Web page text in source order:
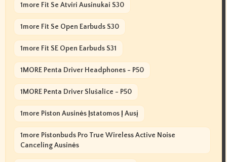
1more Fit Se Atviri Ausinukai S30
1more Fit Se Open Earbuds S30
1more Fit SE Open Earbuds S31
1MORE Penta Driver Headphones - P50
1MORE Penta Driver Slušalice - P50
1more Piston Ausinės Įstatomos Į Ausį
1more Pistonbuds Pro True Wireless Active Noise
Canceling Ausinės